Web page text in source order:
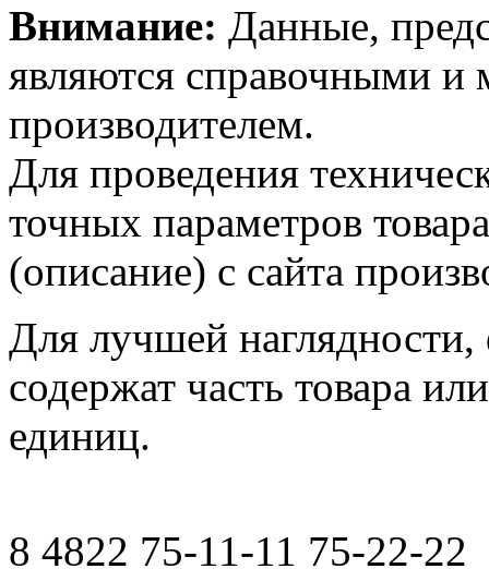
Внимание: Данные,
являются справочными и
производителем.
Для проведения
точных параметров
(описание) с сайта
Для лучшей наглядности,
содержат часть товара
единиц.
8 4822 75-11-11 75-22-22